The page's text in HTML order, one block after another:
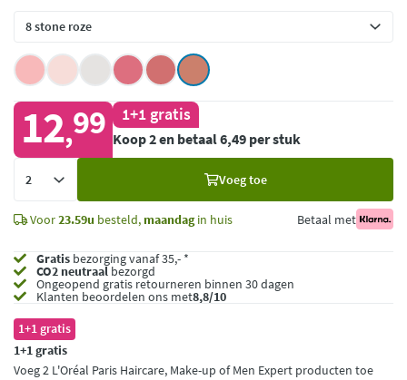
12,99 1+1 gratis
Koop 2 en betaal 6,49 per stuk
Voeg toe
Voor23.59u besteld, maandagin huis Betaal met
Gratis bezorging vanaf 35,- *
CO2 neutraalbezorgd
Ongeopend gratis retourneren binnen 30 dagen
Klanten beoordelen ons met8,8/10
1+1 gratis
1+1 gratis
Voeg 2 L'Oréal Paris Haircare, Make-up of Men Expert producten toe